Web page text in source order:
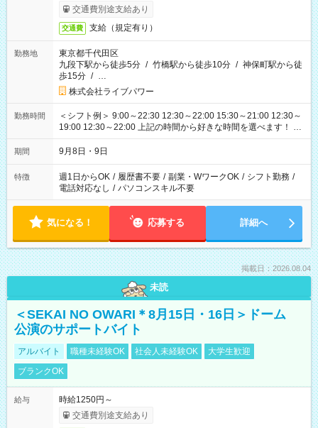
交通費別途支給あり
交通費 支給（規定有り）
勤務地
東京都千代田区
九段下駅から徒歩5分 / 竹橋駅から徒歩10分 / 神保町駅から徒
歩15分 / …
株式会社ライブパワー
勤務時間
＜シフト例＞ 9:00～22:30 12:30～22:00 15:30～21:00 12:30～
19:00 12:30～22:00 上記の時間から好きな時間を選べます！ ※
時間は変更となる可能性があります
期間 9月8日・9日
特徴 週1日からOK / 履歴書不要 / 副業・WワークOK / シフト勤務 /
電話対応なし / パソコンスキル不要
気になる！ 応募する 詳細へ
掲載日：2026.08.04
未読
＜SEKAI NO OWARI＊8月15日・16日＞ドーム
公演のサポートバイト
アルバイト 職種未経験OK 社会人未経験OK
大学生歓迎
ブランクOK
給与
時給1250円～
交通費別途支給あり